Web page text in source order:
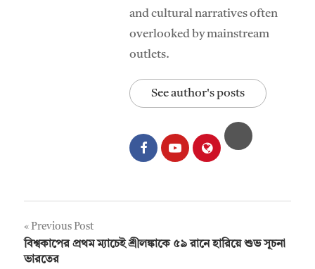
and cultural narratives often
overlooked by mainstream
outlets.
See author's posts
Post
navigation
Previous Post
বিশ্বকাপের প্রথম ম্যাচেই শ্রীলঙ্কাকে ৫৯ রানে হারিয়ে শুভ সূচনা
ভারতের